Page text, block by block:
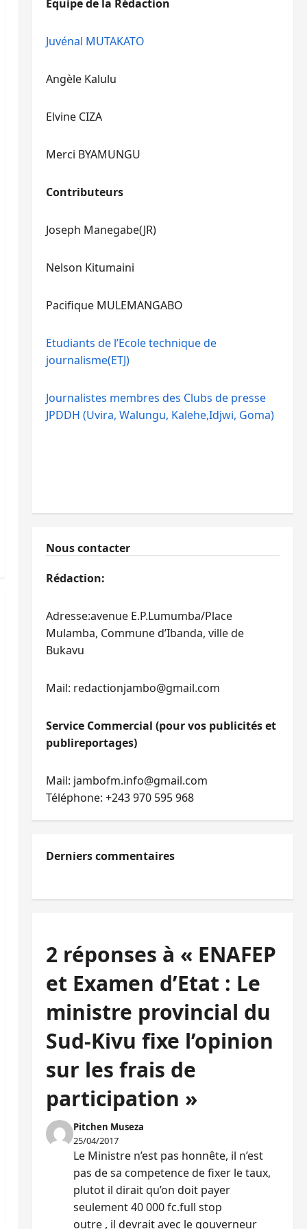
Equipe de la Rédaction
Juvénal MUTAKATO
Angèle Kalulu
Elvine CIZA
Merci BYAMUNGU
Contributeurs
Joseph Manegabe(JR)
Nelson Kitumaini
Pacifique MULEMANGABO
Etudiants de l’Ecole technique de
journalisme(ETJ)
Journalistes membres des Clubs de presse
JPDDH (Uvira, Walungu, Kalehe,Idjwi, Goma)
Nous contacter
Rédaction:
Adresse:avenue E.P.Lumumba/Place
Mulamba, Commune d’Ibanda, ville de
Bukavu
Mail: redactionjambo@gmail.com
Service Commercial (pour vos publicités et
publireportages)
Mail: jambofm.info@gmail.com
Téléphone: +243 970 595 968
Derniers commentaires
2 réponses à « ENAFEP
et Examen d’Etat : Le
ministre provincial du
Sud-Kivu fixe l’opinion
sur les frais de
participation »
Pitchen Museza
25/04/2017
Le Ministre n’est pas honnête, il n’est
pas de sa competence de fixer le taux,
plutot il dirait qu’on doit payer
seulement 40 000 fc.full stop
outre , il devrait avec le gouverneur